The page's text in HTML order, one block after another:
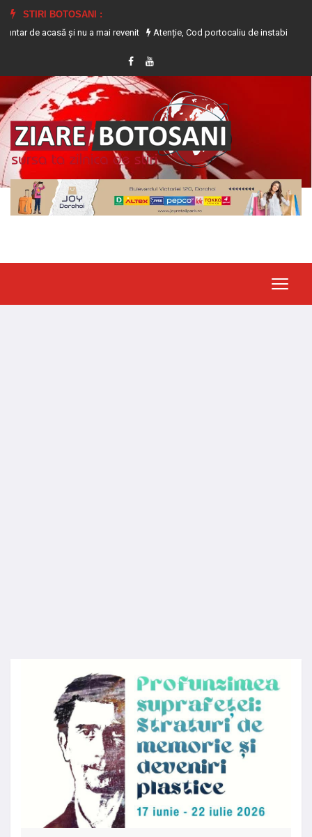
STIRI BOTOSANI :
acasă și nu a mai revenit
Atenție, Cod portocaliu de instabilitate